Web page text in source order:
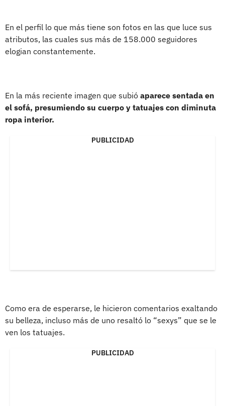
En el perfil lo que más tiene son fotos en las que luce sus
atributos, las cuales sus más de 158.000 seguidores
elogian constantemente.
En la más reciente imagen que subió aparece sentada en
el sofá, presumiendo su cuerpo y tatuajes con diminuta
ropa interior.
PUBLICIDAD
Como era de esperarse, le hicieron comentarios exaltando
su belleza, incluso más de uno resaltó lo “sexys” que se le
ven los tatuajes.
PUBLICIDAD